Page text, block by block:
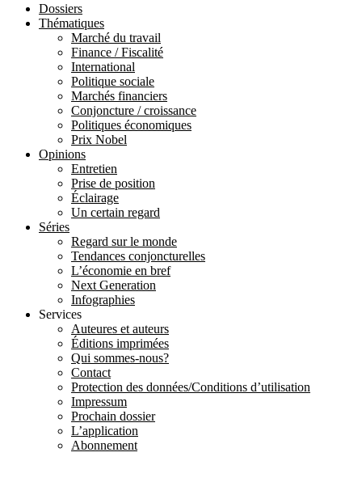
Dossiers
Thématiques
Marché du travail
Finance / Fiscalité
International
Politique sociale
Marchés financiers
Conjoncture / croissance
Politiques économiques
Prix Nobel
Opinions
Entretien
Prise de position
Éclairage
Un certain regard
Séries
Regard sur le monde
Tendances conjoncturelles
L’économie en bref
Next Generation
Infographies
Services
Auteures et auteurs
Éditions imprimées
Qui sommes-nous?
Contact
Protection des données/Conditions d’utilisation
Impressum
Prochain dossier
L’application
Abonnement